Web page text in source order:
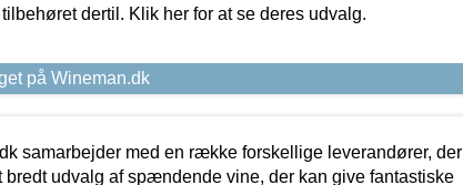
dertil. Klik her for at se deres udvalg.
på Wineman.dk
samarbejder med en række forskellige leverandører, der
bredt udvalg af spændende vine, der kan give fantastiske